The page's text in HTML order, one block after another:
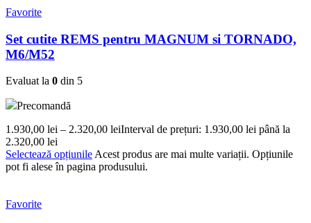
Favorite
Set cutite REMS pentru MAGNUM si TORNADO,
M6/M52
Evaluat la 0 din 5
Precomandă
1.930,00 lei – 2.320,00 leiInterval de prețuri: 1.930,00 lei până la
2.320,00 lei
Selectează opțiunile Acest produs are mai multe variații. Opțiunile
pot fi alese în pagina produsului.
Favorite